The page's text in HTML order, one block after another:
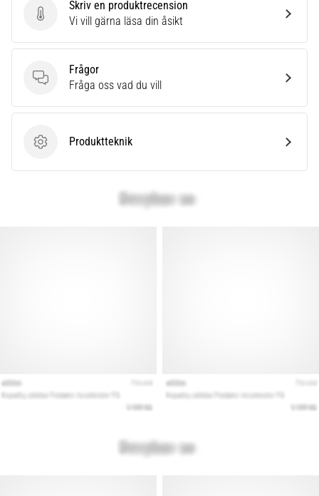
Skriv en produktrecension
Skriv en produktrecension
Vi vill gärna läsa din åsikt
Frågor
Frågor
Fråga oss vad du vill
ProduktteknikProduktteknik